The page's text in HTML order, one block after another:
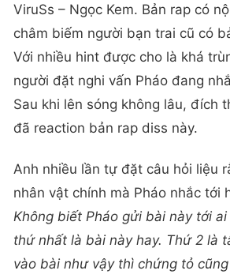
ViruSs – Ngọc Kem. Bản rap có
châm biếm người bạn trai cũ có
Với nhiều hint được cho là khá
người đặt nghi vấn Pháo đang
Sau khi lên sóng không lâu, đích
đã reaction bản rap diss này.
Anh nhiều lần tự đặt câu hỏi liệu
nhân vật chính mà Pháo nhắc tới
Không biết Pháo gửi bài này tới
thứ nhất là bài này hay. Thứ 2 là
vào bài như vậy thì chứng tỏ